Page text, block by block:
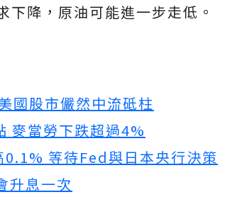
降，原油可能進一步走低。
國股市儼然中流砥柱
麥當勞下跌超過4%
等待Fed與日本央行決策
升息一次